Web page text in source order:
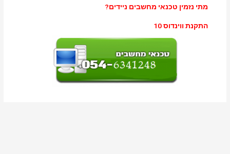
מתי נזמין טכנאי מחשבים ניידים?
התקנת ווינדוס 10